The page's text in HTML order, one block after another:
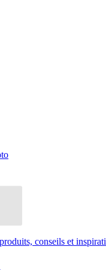
conseils et